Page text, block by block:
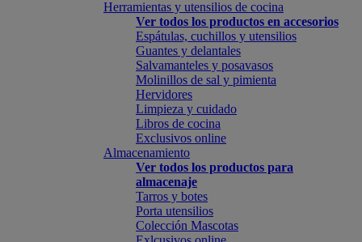
Herramientas y utensilios de cocina
Ver todos los productos en accesorios
Espátulas, cuchillos y utensilios
Guantes y delantales
Salvamanteles y posavasos
Molinillos de sal y pimienta
Hervidores
Limpieza y cuidado
Libros de cocina
Exclusivos online
Almacenamiento
Ver todos los productos para
almacenaje
Tarros y botes
Porta utensilios
Colección Mascotas